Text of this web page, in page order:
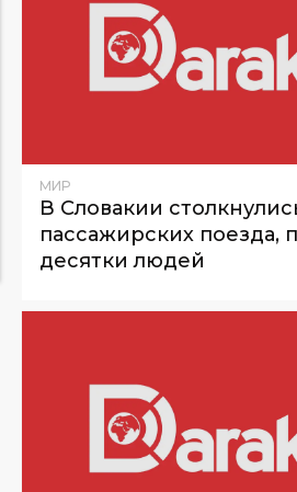
МИР
В Словакии
пассажирских поезда,
десятки людей